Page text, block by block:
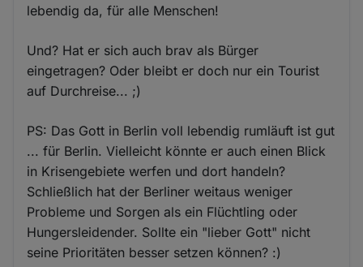
lebendig da, für alle Menschen!
Und? Hat er sich auch brav als Bürger
eingetragen? Oder bleibt er doch nur ein Tourist
auf Durchreise... ;)
PS: Das Gott in Berlin voll lebendig rumläuft ist gut
... für Berlin. Vielleicht könnte er auch einen Blick
in Krisengebiete werfen und dort handeln?
Schließlich hat der Berliner weitaus weniger
Probleme und Sorgen als ein Flüchtling oder
Hungersleidender. Sollte ein "lieber Gott" nicht
seine Prioritäten besser setzen können? :)